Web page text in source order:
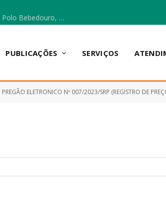
Escola Municipal Vicentina Vieira dos Santos, no Polo Bebedouro, recebeu materiais para a implantação do Cantinho da Leitura e da Sala Multidisciplinar.
PUBLICAÇÕES SERVIÇOS
PREGÃO ELETRONICO Nº 007/2023/SRP (REGISTRO DE PREÇOS